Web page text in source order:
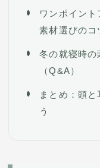
ワンポイン
素材選びのコ
冬の就寝時の
（Q&A）
まとめ：頭
う